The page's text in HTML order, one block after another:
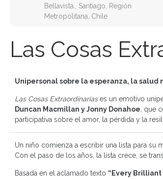
Bellavista., Santiago, Región
Metropolitana, Chile
Las Cosas
Unipersonal sobre la esperanza, la salud
Las Cosas Extraordinariases un emotivo
Duncan Macmillan y Jonny Donahoe , que
participativa sobre el amor, la pérdida y la
Un niño comienza a escribir una lista para su
Con el paso de los años, la lista crece, se
Basada en el aclamado texto “Every Brilliant